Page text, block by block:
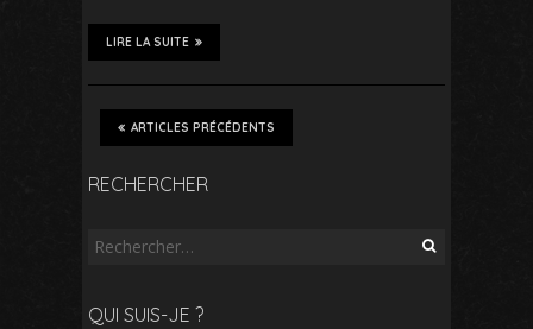
LIRE LA SUITE
ARTICLES PRÉCÉDENTS
RECHERCHER
Rechercher :
QUI SUIS-JE ?